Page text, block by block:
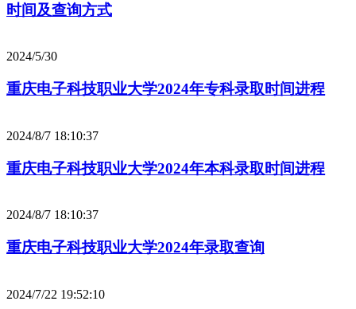
时间及查询方式
2024/5/30
重庆电子科技职业大学2024年专科录取时间进程
2024/8/7 18:10:37
重庆电子科技职业大学2024年本科录取时间进程
2024/8/7 18:10:37
重庆电子科技职业大学2024年录取查询
2024/7/22 19:52:10